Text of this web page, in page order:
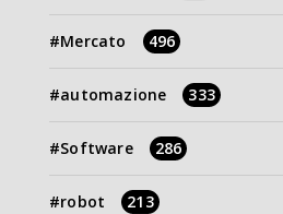
Mercato 496
automazione 333
Software 286
robot 213